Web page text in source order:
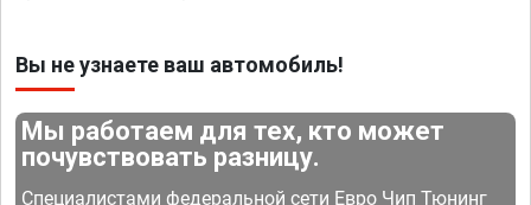
Вы не узнаете ваш автомобиль!
Мы работаем для тех, кто может
почувствовать разницу.
Специалистами федеральной сети Евро Чип Тюнинг